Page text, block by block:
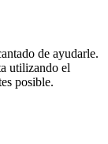
de ayudarle.
utilizando el
posible.